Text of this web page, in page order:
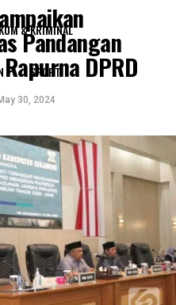
& KRIMINAL
SPORT
Pandangan
DPRD
30, 2024